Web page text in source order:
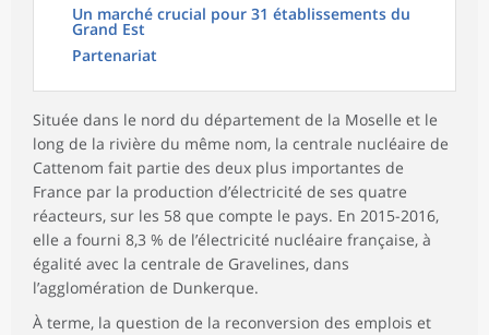
Un marché crucial pour 31 établissements du
Grand Est
Partenariat
Située dans le nord du département de la Moselle et le
long de la rivière du même nom, la centrale nucléaire de
Cattenom fait partie des deux plus importantes de
France par la production d’électricité de ses quatre
réacteurs, sur les 58 que compte le pays. En 2015-2016,
elle a fourni 8,3 % de l’électricité nucléaire française, à
égalité avec la centrale de Gravelines, dans
l’agglomération de Dunkerque.
À terme, la question de la reconversion des emplois et